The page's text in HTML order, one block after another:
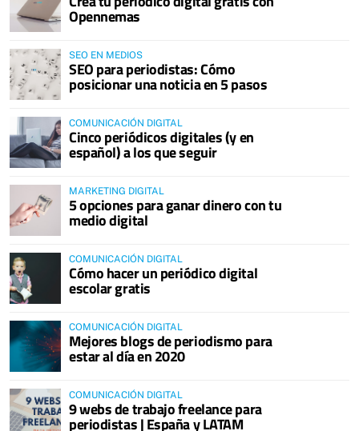
Opennemas
SEO EN MEDIOS
SEO para periodistas: Cómo
posicionar una noticia en 5 pasos
COMUNICACIÓN DIGITAL
Cinco periódicos digitales (y en
español) a los que seguir
MARKETING DIGITAL
5 opciones para ganar dinero con tu
medio digital
COMUNICACIÓN DIGITAL
Cómo hacer un periódico digital
escolar gratis
COMUNICACIÓN DIGITAL
Mejores blogs de periodismo para
estar al día en 2020
COMUNICACIÓN DIGITAL
9 webs de trabajo freelance para
periodistas | España y LATAM